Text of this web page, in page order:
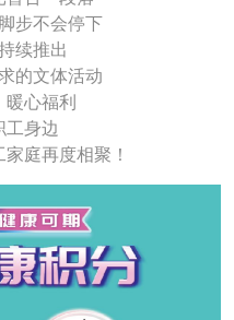
步不会停下
续推出
的文体活动
暖心福利
工身边
庭再度相聚！